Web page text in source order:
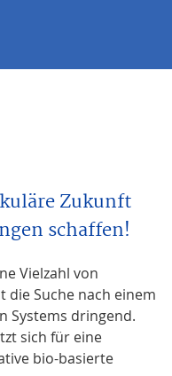
Zukunft
schaffen!
Vielzahl von
Suche nach einem
Systems dringend.
sich für eine
bio-basierte